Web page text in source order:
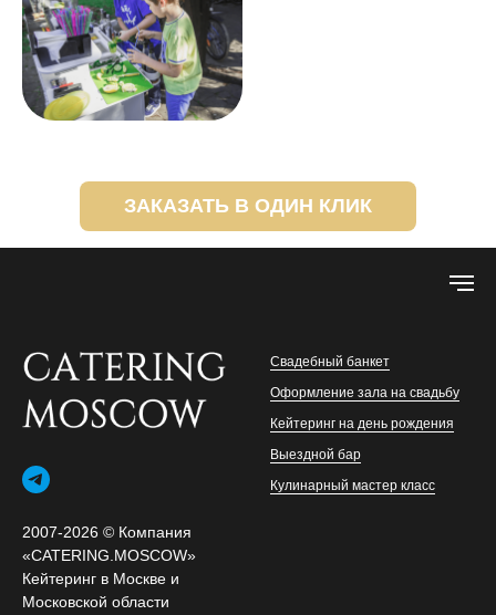
ЗАКАЗАТЬ В ОДИН КЛИК
2007-2026 © Компания
«CATERING.MOSCOW»
Кейтеринг в Москве и
Московской области
Свадебный банкет
Оформление зала на свадьбу
Кейтеринг на день рождения
Выездной бар
Кулинарный мастер класс